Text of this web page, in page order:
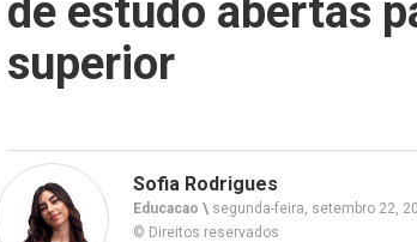
de estudo abertas
superior
Sofia Rodrigues
Educacao \ segunda-feira, setembro 22,
© Direitos reservados